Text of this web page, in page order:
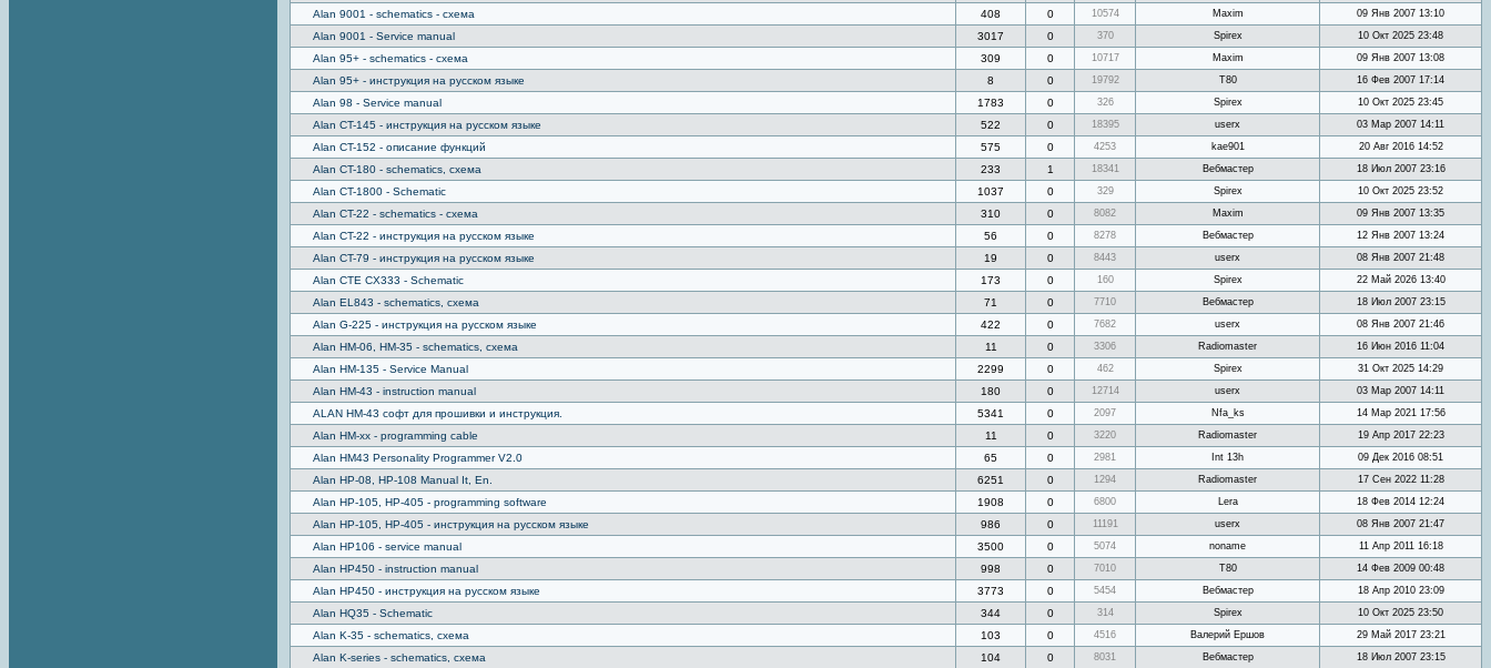
Alan 9001 - schematics - схема 408 0 10574 Maxim 09 Янв 2007 13:10
Alan 9001 - Service manual 3017 0 370 Spirex 10 Окт 2025 23:48
Alan 95+ - schematics - схема 309 0 10717 Maxim 09 Янв 2007 13:08
Alan 95+ - инструкция на русском языке 8 0 19792 Т80 16 Фев 2007 17:14
Alan 98 - Service manual 1783 0 326 Spirex 10 Окт 2025 23:45
Alan CT-145 - инструкция на русском языке 522 0 18395 userx 03 Мар 2007 14:11
Alan CT-152 - описание функций 575 0 4253 kae901 20 Авг 2016 14:52
Alan CT-180 - schematics, схема 233 1 18341 Вебмастер 18 Июл 2007 23:16
Alan CT-1800 - Schematic 1037 0 329 Spirex 10 Окт 2025 23:52
Alan CT-22 - schematics - схема 310 0 8082 Maxim 09 Янв 2007 13:35
Alan CT-22 - инструкция на русском языке 56 0 8278 Вебмастер 12 Янв 2007 13:24
Alan CT-79 - инструкция на русском языке 19 0 8443 userx 08 Янв 2007 21:48
Alan CTE CX333 - Schematic 173 0 160 Spirex 22 Май 2026 13:40
Alan EL843 - schematics, схема 71 0 7710 Вебмастер 18 Июл 2007 23:15
Alan G-225 - инструкция на русском языке 422 0 7682 userx 08 Янв 2007 21:46
Alan HM-06, HM-35 - schematics, схема 11 0 3306 Radiomaster 16 Июн 2016 11:04
Alan HM-135 - Service Manual 2299 0 462 Spirex 31 Окт 2025 14:29
Alan HM-43 - instruction manual 180 0 12714 userx 03 Мар 2007 14:11
ALAN HM-43 софт для прошивки и инструкция. 5341 0 2097 Nfa_ks 14 Мар 2021 17:56
Alan HM-xx - programming cable 11 0 3220 Radiomaster 19 Апр 2017 22:23
Alan HM43 Personality Programmer V2.0 65 0 2981 Int 13h 09 Дек 2016 08:51
Alan HP-08, HP-108 Manual It, En. 6251 0 1294 Radiomaster 17 Сен 2022 11:28
Alan HP-105, HP-405 - programming software 1908 0 6800 Lera 18 Фев 2014 12:24
Alan HP-105, HP-405 - инструкция на русском языке 986 0 11191 userx 08 Янв 2007 21:47
Alan HP106 - service manual 3500 0 5074 noname 11 Апр 2011 16:18
Alan HP450 - instruction manual 998 0 7010 Т80 14 Фев 2009 00:48
Alan HP450 - инструкция на русском языке 3773 0 5454 Вебмастер 18 Апр 2010 23:09
Alan HQ35 - Schematic 344 0 314 Spirex 10 Окт 2025 23:50
Alan K-35 - schematics, схема 103 0 4516 Валерий Ершов 29 Май 2017 23:21
Alan K-series - schematics, схема 104 0 8031 Вебмастер 18 Июл 2007 23:15